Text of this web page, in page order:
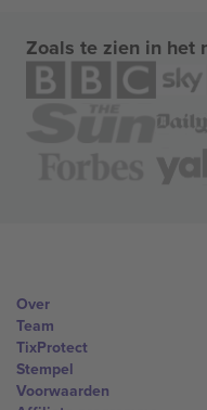
Zoals te zien in het
Over
Team
TixProtect
Stempel
Voorwaarden